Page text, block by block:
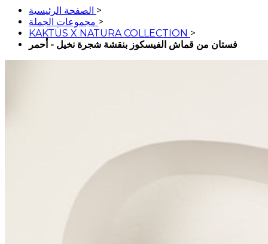
الصفحة الرئيسية >
مجموعات الجملة >
KAKTÜS X NATURA COLLECTION >
فستان من قماش الفيسكوز بنقشة شجرة نخيل - أحمر